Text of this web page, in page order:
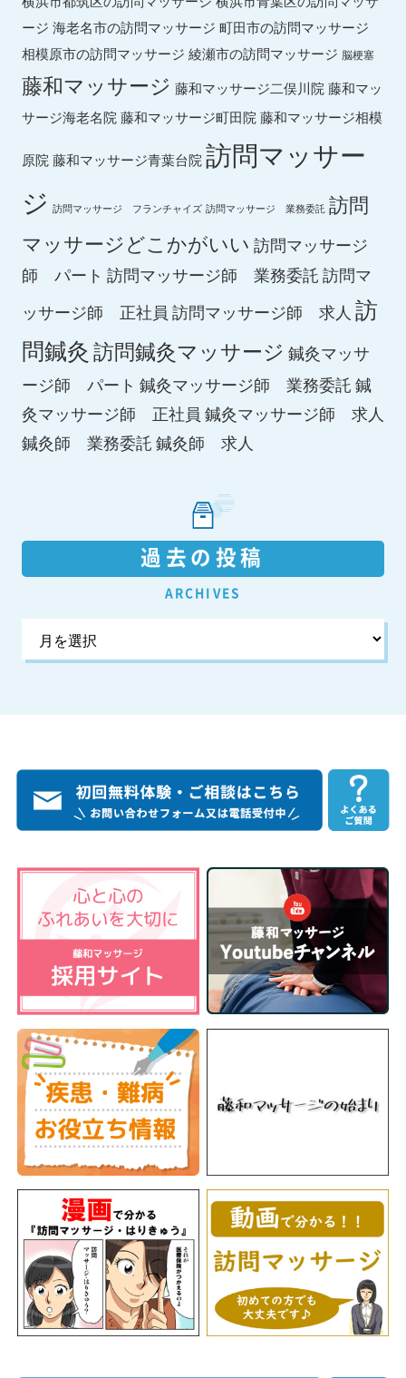
ージ 海老名市の訪問マッサージ 町田市の訪問マッサージ
相模原市の訪問マッサージ 綾瀬市の訪問マッサージ 脳梗塞
藤和マッサージ 藤和マッサージ二俣川院 藤和マッ
サージ海老名院 藤和マッサージ町田院 藤和マッサージ相模
原院 藤和マッサージ青葉台院 訪問マッサー
ジ 訪問マッサージ フランチャイズ 訪問マッサージ 業務委託 訪問
マッサージどこかがいい 訪問マッサージ
師 パート 訪問マッサージ師 業務委託 訪問マ
ッサージ師 正社員 訪問マッサージ師 求人 訪
問鍼灸 訪問鍼灸マッサージ 鍼灸マッサ
ージ師 パート 鍼灸マッサージ師 業務委託 鍼
灸マッサージ師 正社員 鍼灸マッサージ師 求人
鍼灸師 業務委託 鍼灸師 求人
過去の投稿
ARCHIVES